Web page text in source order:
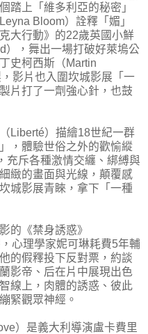
踏上「維多利亞的秘密」
Bloom）詮釋「媚」
大行動》的22歲英國小鮮
），舞出一場打破好萊塢公
史柯西斯（Martin
影片也入圍坎城影展「一
片打了一劑強心針，也鼓
Liberté）描繪18世紀一群
，體驗世俗之外的歡愉縱
充斥各種激情交纏、綁縛與
緻的畫面與光線，顛覆感
城影展青睞，拿下「一種
的《禁身誘惑》
心理學家妮可琳耗費5年輔
的假釋投下反對票，約談
影帝、后在片中展現出色
線上，肉體的誘惑、彼此
緊觀眾神經。
）是義大利導演盧卡費里